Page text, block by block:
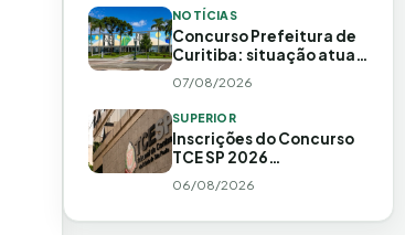
NOTÍCIAS
Concurso Prefeitura de
Curitiba: situação atual,
previstas
07/08/2026
SUPERIOR
Inscrições do Concurso
TCE SP 2026
agosto!
06/08/2026